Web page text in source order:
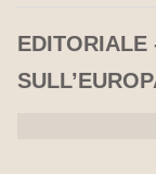
EDITORIALE